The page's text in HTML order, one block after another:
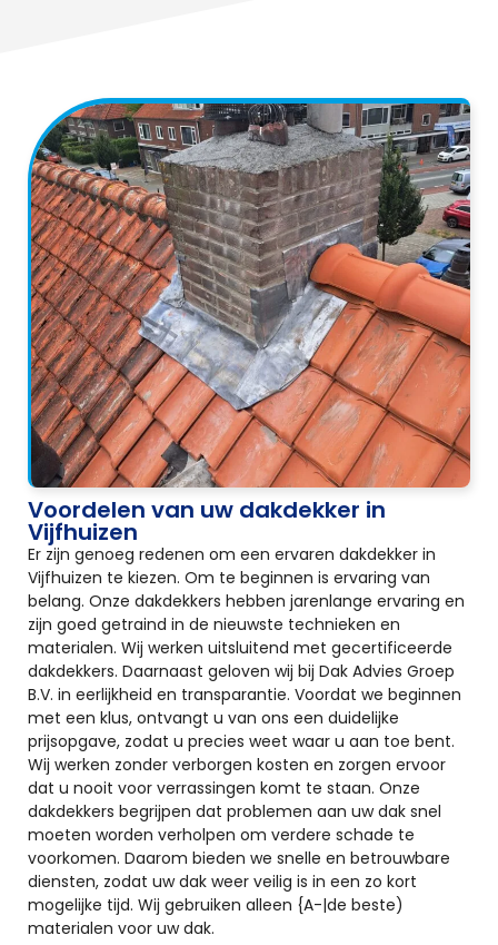
Voordelen van uw dakdekker in
Vijfhuizen
Er zijn genoeg redenen om een ervaren dakdekker in
Vijfhuizen te kiezen. Om te beginnen is ervaring van
belang. Onze dakdekkers hebben jarenlange ervaring en
zijn goed getraind in de nieuwste technieken en
materialen. Wij werken uitsluitend met gecertificeerde
dakdekkers. Daarnaast geloven wij bij Dak Advies Groep
B.V. in eerlijkheid en transparantie. Voordat we beginnen
met een klus, ontvangt u van ons een duidelijke
prijsopgave, zodat u precies weet waar u aan toe bent.
Wij werken zonder verborgen kosten en zorgen ervoor
dat u nooit voor verrassingen komt te staan. Onze
dakdekkers begrijpen dat problemen aan uw dak snel
moeten worden verholpen om verdere schade te
voorkomen. Daarom bieden we snelle en betrouwbare
diensten, zodat uw dak weer veilig is in een zo kort
mogelijke tijd. Wij gebruiken alleen {A-|de beste)
materialen voor uw dak.